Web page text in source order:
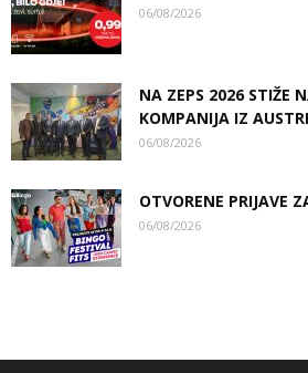
06/08/2026
NA ZEPS 2026 STIŽE
KOMPANIJA IZ
06/08/2026
OTVORENE PRIJAVE
06/08/2026